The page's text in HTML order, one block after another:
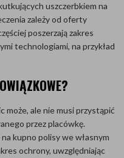
uszczerbkiem na
zależy od oferty
poszerzają zakres
technologiami, na przykład
może, ale nie musi przystąpić
przez placówkę.
kupno polisy we własnym
ochrony, uwzględniając